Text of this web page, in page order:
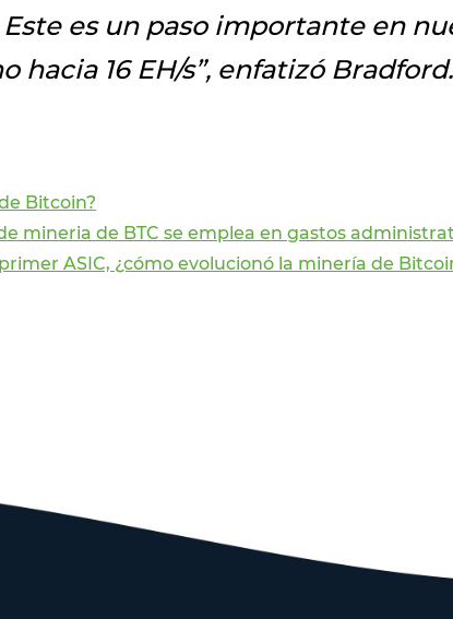
es un paso importante en
hacia 16 EH/s”, enfatizó Bradford.
Bitcoin?
mineria de BTC se emplea en gastos
ASIC, ¿cómo evolucionó la minería de